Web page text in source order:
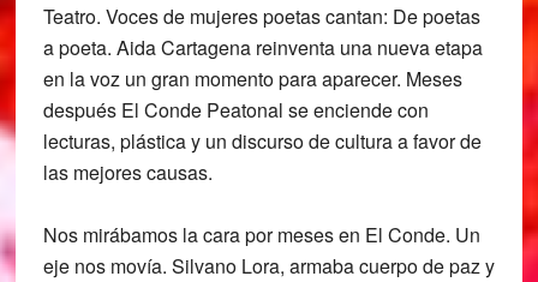
Teatro. Voces de mujeres poetas cantan: De poetas
a poeta. Aida Cartagena reinventa una nueva etapa
en la voz un gran momento para aparecer. Meses
después El Conde Peatonal se enciende con
lecturas, plástica y un discurso de cultura a favor de
las mejores causas.
Nos mirábamos la cara por meses en El Conde. Un
eje nos movía. Silvano Lora, armaba cuerpo de paz y